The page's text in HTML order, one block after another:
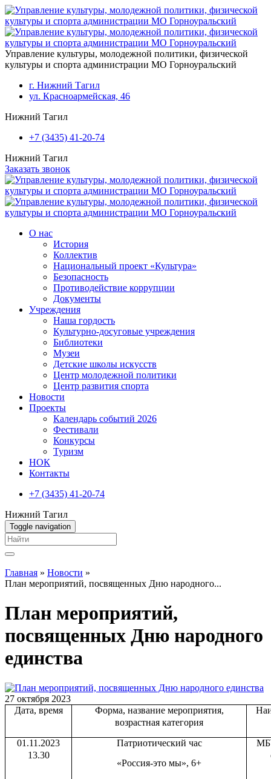
Перейти к основному содержанию
Управление культуры, молодежной политики, физической
культуры и спорта администрации МО Горноуральский
г. Нижний Тагил
ул. Красноармейская, 46
Нижний Тагил
+7 (3435) 41-20-74
Нижний Тагил
Заказать звонок
О нас
История
Коллектив
Национальный проект «Культура»
Безопасность
Противодействие коррупции
Документы
Учреждения
Наша гордость
Культурно-досуговые учреждения
Библиотеки
Музеи
Детские школы искусств
Центр молодежной политики
Центр развития спорта
Новости
Проекты
Календарь событий 2026
Фестивали
Конкурсы
Туризм
НОК
Контакты
+7 (3435) 41-20-74
Нижний Тагил
Toggle navigation
Вы здесь
Главная » Новости »
План мероприятий, посвященных Дню народного...
План мероприятий,
посвященных Дню народного
единства
27 октября 2023
Дата, время
Форма, название мероприятия,
возрастная категория
01.11.2023
13.30
Патриотический час
«Россия-это мы», 6+